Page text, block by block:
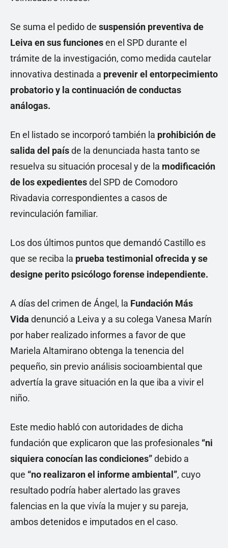
Se suma el pedido de suspensión preventiva de
Leiva en sus funcionesen el SPD durante el
trámite de la investigación, como medida cautelar
innovativa destinada a prevenir el entorpecimiento
probatorio y la continuación de conductas
análogas.
En el listado se incorporó también la prohibición de
salida del paísde la denunciada hasta tanto se
resuelva su situación procesal y de la modificación
de los expedientesdel SPD de Comodoro
Rivadavia correspondientes a casos de
revinculación familiar.
Los dos últimos puntos que demandó Castillo es
que se reciba la prueba testimonial ofrecida y se
designe perito psicólogo forense independiente.
A días del crimen de Ángel, la Fundación Más
Vida denunció a Leiva y a su colega Vanesa Marín
por haber realizado informes a favor de que
Mariela Altamirano obtenga la tenencia del
pequeño, sin previo análisis socioambiental que
advertía la grave situación en la que iba a vivir el
niño.
Este medio habló con autoridades de dicha
fundación que explicaron que las profesionales “ni
siquiera conocían las condiciones”debido a
que “no realizaron el informe ambiental”, cuyo
resultado podría haber alertado las graves
falencias en la que vivía la mujer y su pareja,
ambos detenidos e imputados en el caso.